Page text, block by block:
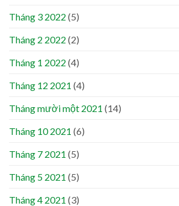
Tháng 3 2022 (5)
Tháng 2 2022 (2)
Tháng 1 2022 (4)
Tháng 12 2021 (4)
Tháng mười một 2021 (14)
Tháng 10 2021 (6)
Tháng 7 2021 (5)
Tháng 5 2021 (5)
Tháng 4 2021 (3)